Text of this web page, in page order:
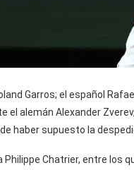
Garros; el español
el alemán Alexander
haber supuesto la
Philippe Chatrier, entre los